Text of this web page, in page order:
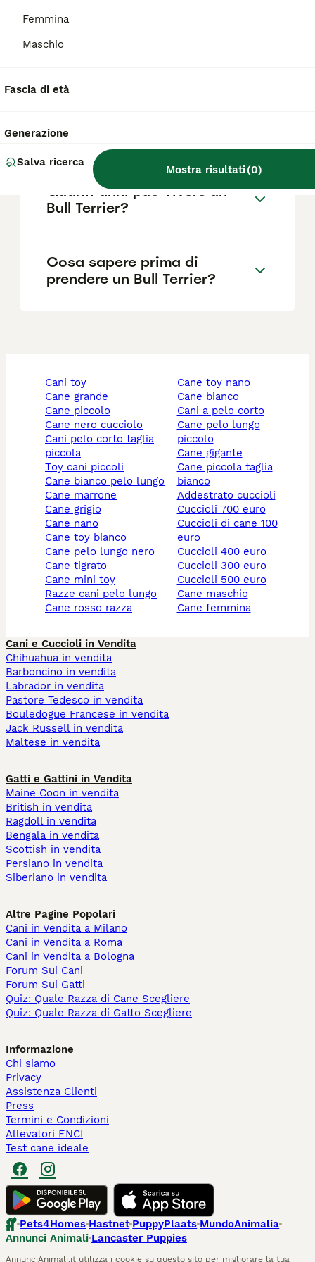
Femmina
Maschio
Fascia di età
Generazione
Salva ricerca
Mostra risultati(0)
Qual è il carattere del Bull
Terrier?
Quanti anni può vivere un
Bull Terrier?
Cosa sapere prima di
prendere un Bull Terrier?
cani toy
cane grande
cane piccolo
cane nero cucciolo
cani pelo corto taglia
piccola
toy cani piccoli
cane bianco pelo lungo
cane marrone
cane grigio
cane nano
cane toy bianco
cane pelo lungo nero
cane tigrato
cane mini toy
razze cani pelo lungo
cane rosso razza
cane toy nano
cane bianco
cani a pelo corto
cane pelo lungo
piccolo
cane gigante
cane piccola taglia
bianco
addestrato cuccioli
cuccioli 700 euro
cuccioli di cane 100
euro
cuccioli 400 euro
cuccioli 300 euro
cuccioli 500 euro
cane maschio
cane femmina
Cani e Cuccioli in Vendita
Chihuahua in vendita
Barboncino in vendita
Labrador in vendita
Pastore Tedesco in vendita
Bouledogue Francese in vendita
Jack Russell in vendita
Maltese in vendita
Gatti e Gattini in Vendita
Maine Coon in vendita
British in vendita
Ragdoll in vendita
Bengala in vendita
Scottish in vendita
Persiano in vendita
Siberiano in vendita
Altre Pagine Popolari
Cani in Vendita a Milano
Cani in Vendita a Roma
Cani in Vendita a Bologna
Forum Sui Cani
Forum Sui Gatti
Quiz: Quale Razza di Cane Scegliere
Quiz: Quale Razza di Gatto Scegliere
Informazione
Chi siamo
Privacy
Assistenza Clienti
Press
Termini e Condizioni
Allevatori ENCI
Test cane ideale
Pets4Homes Hastnet PuppyPlaats MundoAnimalia
Annunci Animali Lancaster Puppies
AnnunciAnimali.it utilizza i cookie su questo sito per migliorare la tua